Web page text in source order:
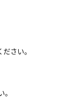
さい。